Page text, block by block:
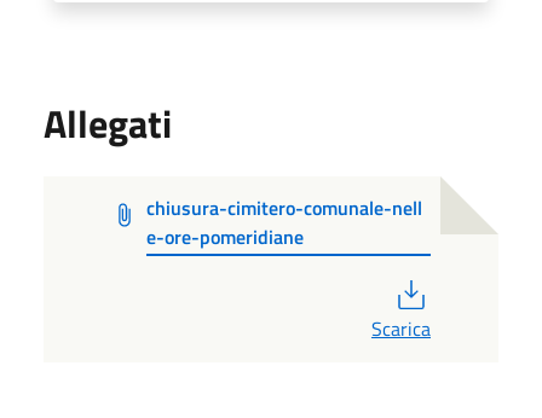
Allegati
chiusura-cimitero-comunale-nell
e-ore-pomeridiane
Scarica